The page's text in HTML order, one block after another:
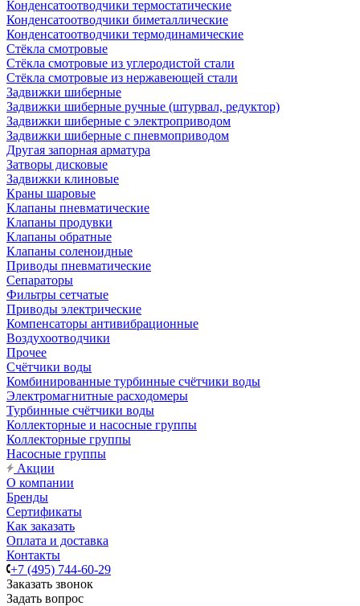
Конденсатоотводчики термостатические
Конденсатоотводчики биметаллические
Конденсатоотводчики термодинамические
Стёкла смотровые
Стёкла смотровые из углеродистой стали
Стёкла смотровые из нержавеющей стали
Задвижки шиберные
Задвижки шиберные ручные (штурвал, редуктор)
Задвижки шиберные с электроприводом
Задвижки шиберные с пневмоприводом
Другая запорная арматура
Затворы дисковые
Задвижки клиновые
Краны шаровые
Клапаны пневматические
Клапаны продувки
Клапаны обратные
Клапаны соленоидные
Приводы пневматические
Сепараторы
Фильтры сетчатые
Приводы электрические
Компенсаторы антивибрационные
Воздухоотводчики
Прочее
Счётчики воды
Комбинированные турбинные счётчики воды
Электромагнитные расходомеры
Турбинные счётчики воды
Коллекторные и насосные группы
Коллекторные группы
Насосные группы
Акции
О компании
Бренды
Сертификаты
Как заказать
Оплата и доставка
Контакты
+7 (495) 744-60-29
Заказать звонок
Задать вопрос